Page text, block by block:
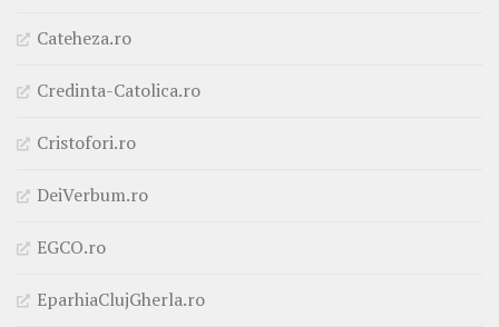
Cateheza.ro
Credinta-Catolica.ro
Cristofori.ro
DeiVerbum.ro
EGCO.ro
EparhiaClujGherla.ro